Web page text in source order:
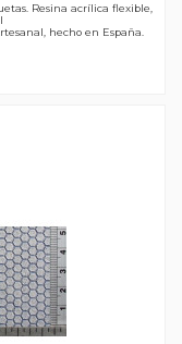
Resina acrílica flexible,
hecho en España.